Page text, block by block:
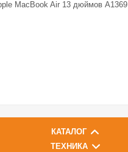
MacBook Air 13 дюймов A1369
КАТАЛОГ
ТЕХНИКА